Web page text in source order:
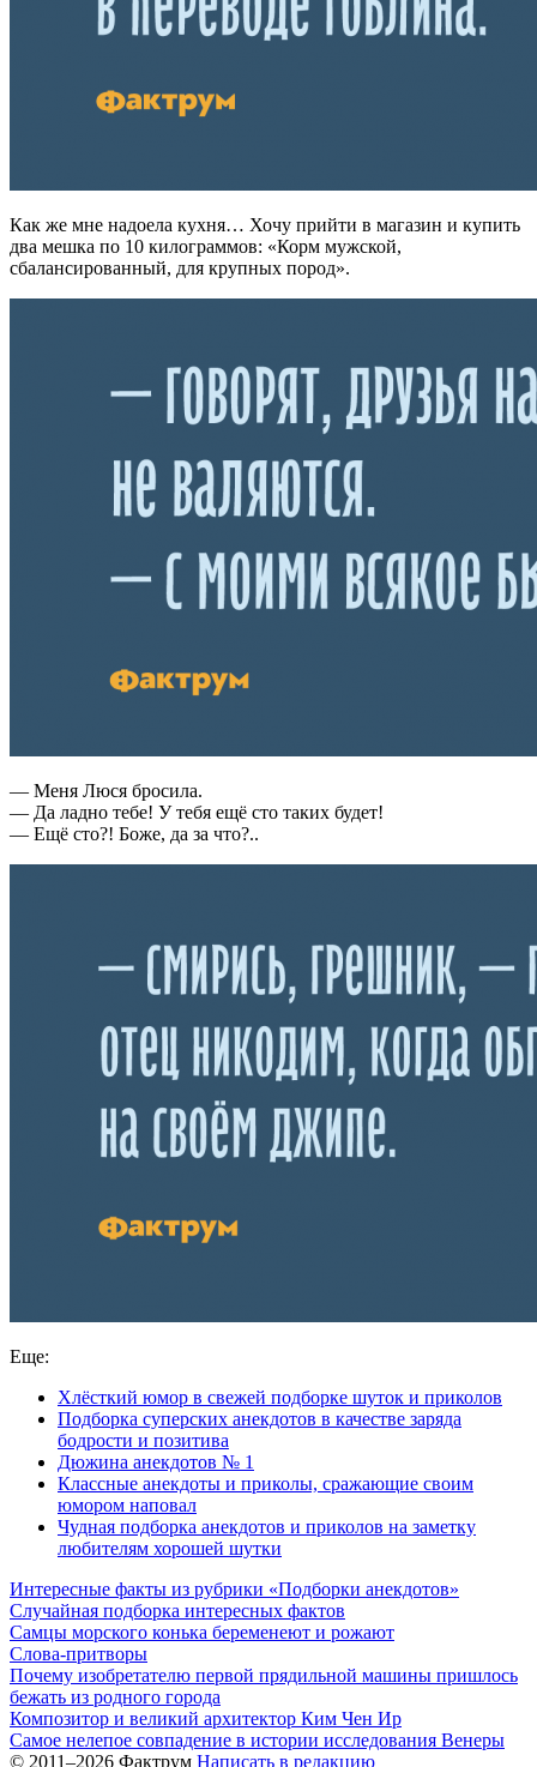
Как же мне надоела кухня… Хочу прийти в магазин и купить
два мешка по 10 килограммов: «Корм мужской,
сбалансированный, для крупных пород».
— Меня Люся бросила.
— Да ладно тебе! У тебя ещё сто таких будет!
— Ещё сто?! Боже, да за что?..
Еще:
Хлёсткий юмор в свежей подборке шуток и приколов
Подборка суперских анекдотов в качестве заряда
бодрости и позитива
Дюжина анекдотов № 1
Классные анекдоты и приколы, сражающие своим
юмором наповал
Чудная подборка анекдотов и приколов на заметку
любителям хорошей шутки
Интересные факты из рубрики «Подборки анекдотов»
Случайная подборка интересных фактов
Самцы морского конька беременеют и рожают
Слова-притворы
Почему изобретателю первой прядильной машины пришлось
бежать из родного города
Композитор и великий архитектор Ким Чен Ир
Самое нелепое совпадение в истории исследования Венеры
© 2011–2026 Фактрум Написать в редакцию